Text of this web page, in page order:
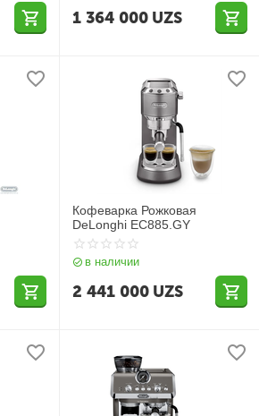
1 364 000 UZS
Кофеварка Рожковая
DeLonghi EC885.GY
в наличии
2 441 000 UZS